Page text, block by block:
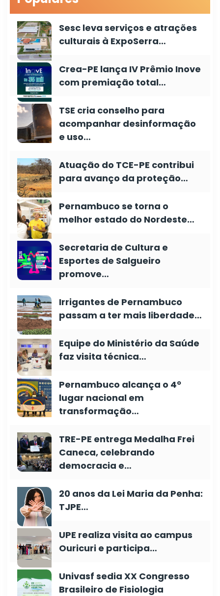
Sesc leva serviços e atrações
culturais à ExpoSerra…
Crea-PE lança IV Prêmio Inove
com premiação total…
TSE cria conselho para
acompanhar desinformação
e uso…
Atuação do TCE-PE contribui
para avanço da proteção…
Pernambuco se torna o
melhor estado do Nordeste…
Secretaria de Cultura e
Esportes de Salgueiro
promove…
Irrigantes de Pernambuco
passam a ter mais liberdade…
Equipe do Ministério da Saúde
faz visita técnica…
Pernambuco alcança o 4º
lugar nacional em
transformação…
TRE-PE entrega Medalha Frei
Caneca, celebrando
democracia e…
20 anos da Lei Maria da Penha:
TJPE…
UPE realiza visita ao campus
Ouricuri e participa…
Univasf sedia XX Congresso
Brasileiro de Fisiologia